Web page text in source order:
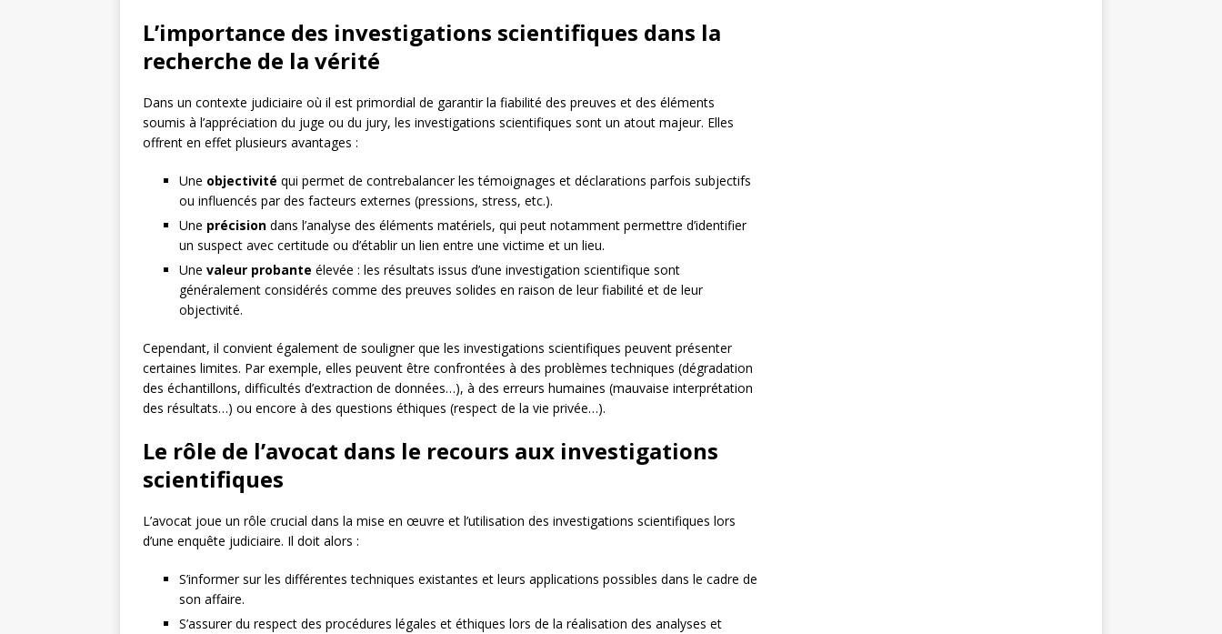
L’importance des investigations scientifiques dans la
recherche de la vérité
Dans un contexte judiciaire où il est primordial de garantir la fiabilité des preuves et des éléments
soumis à l’appréciation du juge ou du jury, les investigations scientifiques sont un atout majeur. Elles
offrent en effet plusieurs avantages :
Une objectivité qui permet de contrebalancer les témoignages et déclarations parfois subjectifs
ou influencés par des facteurs externes (pressions, stress, etc.).
Une précision dans l’analyse des éléments matériels, qui peut notamment permettre d’identifier
un suspect avec certitude ou d’établir un lien entre une victime et un lieu.
Une valeur probante élevée : les résultats issus d’une investigation scientifique sont
généralement considérés comme des preuves solides en raison de leur fiabilité et de leur
objectivité.
Cependant, il convient également de souligner que les investigations scientifiques peuvent présenter
certaines limites. Par exemple, elles peuvent être confrontées à des problèmes techniques (dégradation
des échantillons, difficultés d’extraction de données…), à des erreurs humaines (mauvaise interprétation
des résultats…) ou encore à des questions éthiques (respect de la vie privée…).
Le rôle de l’avocat dans le recours aux investigations
scientifiques
L’avocat joue un rôle crucial dans la mise en œuvre et l’utilisation des investigations scientifiques lors
d’une enquête judiciaire. Il doit alors :
S’informer sur les différentes techniques existantes et leurs applications possibles dans le cadre de
son affaire.
S’assurer du respect des procédures légales et éthiques lors de la réalisation des analyses et